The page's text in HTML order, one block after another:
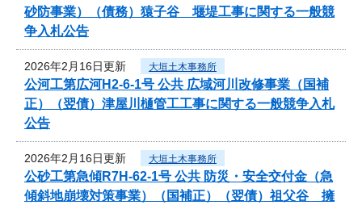
砂防事業）（債務）猿子谷 堰堤工事に関する一般競
争入札公告
2026年2月16日更新 大垣土木事務所
公河工第広河H2-6-1号 公共 広域河川改修事業（国補
正）（翌債）津屋川樋管工工事に関する一般競争入札
公告
2026年2月16日更新 大垣土木事務所
公砂工第急傾R7H-62-1号 公共 防災・安全交付金（急
傾斜地崩壊対策事業）（国補正）（翌債）祖父谷 擁